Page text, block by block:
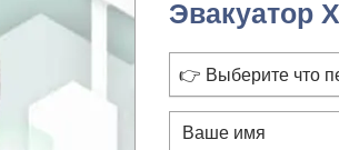
Эвакуатор
👉 Выберите что